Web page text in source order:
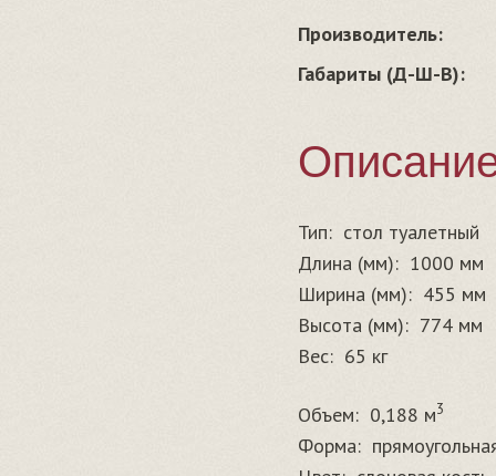
Производитель:
Габариты (Д-Ш-В):
Тип: стол туалетный
Длина (мм): 1000 мм
Ширина (мм): 455 мм
Высота (мм): 774 мм
Вес: 65 кг
Объем: 0,188 м3
Форма: